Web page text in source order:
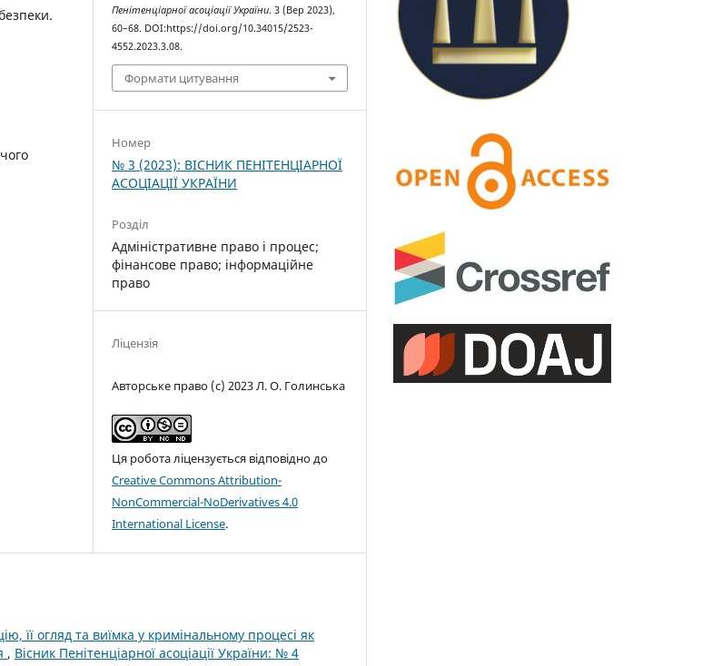
Пенітенціарної асоціації України. 3 (Вер 2023),
60–68. DOI:https://doi.org/10.34015/2523-
4552.2023.3.08.
Формати цитування
Номер
№ 3 (2023): ВІСНИК ПЕНІТЕНЦІАРНОЇ
АСОЦІАЦІЇ УКРАЇНИ
Розділ
Адміністративне право і процес;
фінансове право; інформаційне
право
Ліцензія
Авторське право (c) 2023 Л. О. Голинська
Ця робота ліцензується відповідно до
Creative Commons Attribution-
NonCommercial-NoDerivatives 4.0
International License.
її огляд та виїмка у кримінальному процесі як
, Вісник Пенітенціарної асоціації України: № 4